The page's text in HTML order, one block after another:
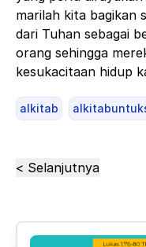
marilah kita bagikan
dari Tuhan sebagai
orang sehingga
kesukacitaan hidup
alkitab
< Selanjutnya